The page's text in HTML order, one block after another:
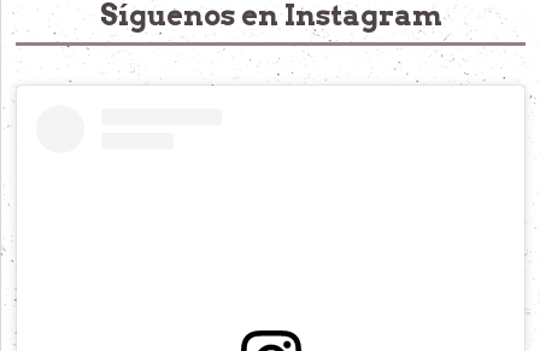
Síguenos en Instagram